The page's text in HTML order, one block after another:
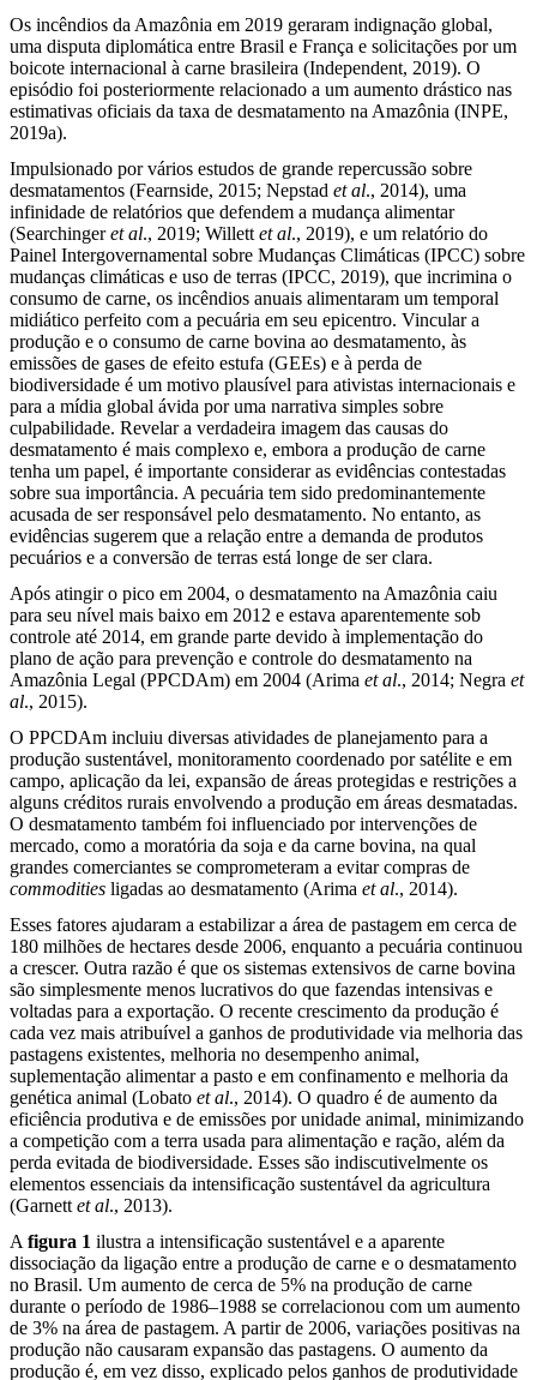
Os incêndios da Amazônia em 2019 geraram indignação global,
uma disputa diplomática entre Brasil e França e solicitações por um
boicote internacional à carne brasileira (Independent, 2019). O
episódio foi posteriormente relacionado a um aumento drástico nas
estimativas oficiais da taxa de desmatamento na Amazônia (INPE,
2019a).
Impulsionado por vários estudos de grande repercussão sobre
desmatamentos (Fearnside, 2015; Nepstad et al., 2014), uma
infinidade de relatórios que defendem a mudança alimentar
(Searchingeret al., 2019; Willett et al., 2019), e um relatório do
Painel Intergovernamental sobre Mudanças Climáticas (IPCC) sobre
mudanças climáticas e uso de terras (IPCC, 2019), que incrimina o
consumo de carne, os incêndios anuais alimentaram um temporal
midiático perfeito com a pecuária em seu epicentro. Vincular a
produção e o consumo de carne bovina ao desmatamento, às
emissões de gases de efeito estufa (GEEs) e à perda de
biodiversidade é um motivo plausível para ativistas internacionais e
para a mídia global ávida por uma narrativa simples sobre
culpabilidade. Revelar a verdadeira imagem das causas do
desmatamento é mais complexo e, embora a produção de carne
tenha um papel, é importante considerar as evidências contestadas
sobre sua importância. A pecuária tem sido predominantemente
acusada de ser responsável pelo desmatamento. No entanto, as
evidências sugerem que a relação entre a demanda de produtos
pecuários e a conversão de terras está longe de ser clara.
Após atingir o pico em 2004, o desmatamento na Amazônia caiu
para seu nível mais baixo em 2012 e estava aparentemente sob
controle até 2014, em grande parte devido à implementação do
plano de ação para prevenção e controle do desmatamento na
Amazônia Legal (PPCDAm) em 2004 (Arima et al., 2014; Negra et
al., 2015).
O PPCDAm incluiu diversas atividades de planejamento para a
produção sustentável, monitoramento coordenado por satélite e em
campo, aplicação da lei, expansão de áreas protegidas e restrições a
alguns créditos rurais envolvendo a produção em áreas desmatadas.
O desmatamento também foi influenciado por intervenções de
mercado, como a moratória da soja e da carne bovina, na qual
grandes comerciantes se comprometeram a evitar compras de
commodities ligadas ao desmatamento (Arima et al., 2014).
Esses fatores ajudaram a estabilizar a área de pastagem em cerca de
180 milhões de hectares desde 2006, enquanto a pecuária continuou
a crescer. Outra razão é que os sistemas extensivos de carne bovina
são simplesmente menos lucrativos do que fazendas intensivas e
voltadas para a exportação. O recente crescimento da produção é
cada vez mais atribuível a ganhos de produtividade via melhoria das
pastagens existentes, melhoria no desempenho animal,
suplementação alimentar a pasto e em confinamento e melhoria da
genética animal (Lobato et al., 2014). O quadro é de aumento da
eficiência produtiva e de emissões por unidade animal, minimizando
a competição com a terra usada para alimentação e ração, além da
perda evitada de biodiversidade. Esses são indiscutivelmente os
elementos essenciais da intensificação sustentável da agricultura
(Garnett et al., 2013).
A figura 1 ilustra a intensificação sustentável e a aparente
dissociação da ligação entre a produção de carne e o desmatamento
no Brasil. Um aumento de cerca de 5% na produção de carne
durante o período de 1986–1988 se correlacionou com um aumento
de 3% na área de pastagem. A partir de 2006, variações positivas na
produção não causaram expansão das pastagens. O aumento da
produção é, em vez disso, explicado pelos ganhos de produtividade